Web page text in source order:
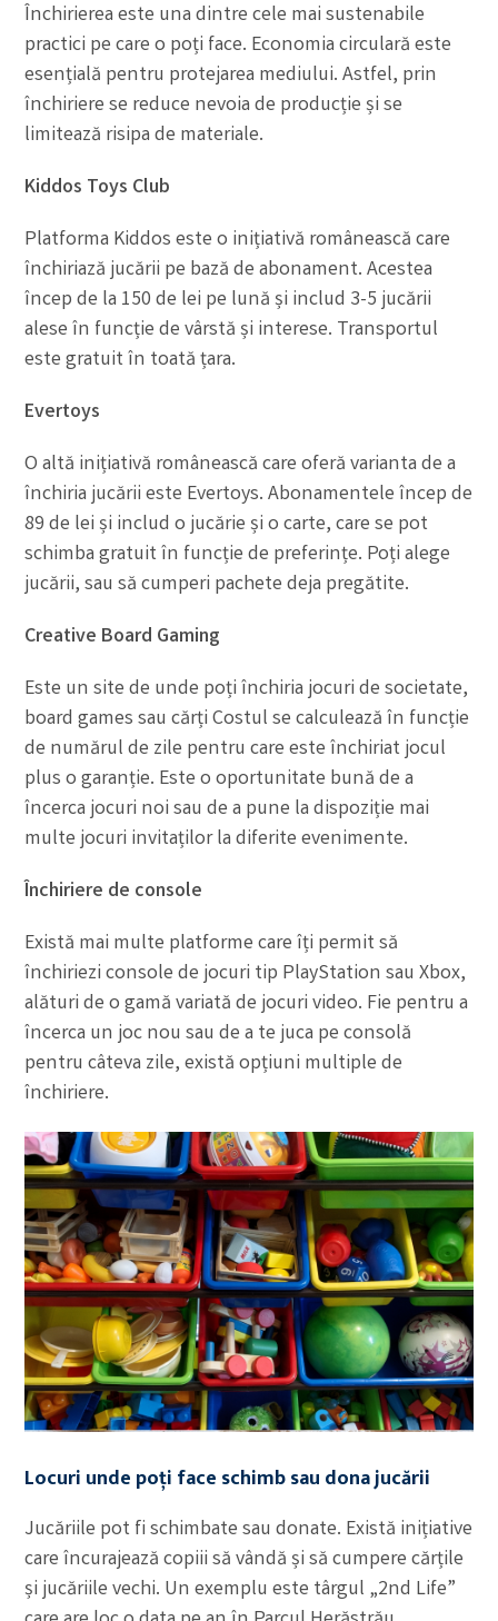
Închirierea este una dintre cele mai sustenabile
practici pe care o poți face. Economia circulară este
esențială pentru protejarea mediului. Astfel, prin
închiriere se reduce nevoia de producție și se
limitează risipa de materiale.
Kiddos Toys Club
Platforma Kiddos este o inițiativă românească care
închiriază jucării pe bază de abonament. Acestea
încep de la 150 de lei pe lună și includ 3-5 jucării
alese în funcție de vârstă și interese. Transportul
este gratuit în toată țara.
Evertoys
O altă inițiativă românească care oferă varianta de a
închiria jucării este Evertoys. Abonamentele încep de
89 de lei și includ o jucărie și o carte, care se pot
schimba gratuit în funcție de preferințe. Poți alege
jucării, sau să cumperi pachete deja pregătite.
Creative Board Gaming
Este un site de unde poți închiria jocuri de societate,
board games sau cărți Costul se calculează în funcție
de numărul de zile pentru care este închiriat jocul
plus o garanție. Este o oportunitate bună de a
încerca jocuri noi sau de a pune la dispoziție mai
multe jocuri invitaților la diferite evenimente.
Închiriere de console
Există mai multe platforme care îți permit să
închiriezi console de jocuri tip PlayStation sau Xbox,
alături de o gamă variată de jocuri video. Fie pentru a
încerca un joc nou sau de a te juca pe consolă
pentru câteva zile, există opțiuni multiple de
închiriere.
Locuri unde poți face schimb sau dona jucării
Jucăriile pot fi schimbate sau donate. Există inițiative
care încurajează copiii să vândă și să cumpere cărțile
și jucăriile vechi. Un exemplu este târgul „2nd Life”